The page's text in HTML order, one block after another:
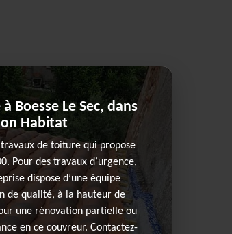
Boesse Le Sec, dans
Habitat
de toiture qui propose
Pour des travaux d’urgence,
dispose d’une équipe
de qualité, à la hauteur de
une rénovation partielle ou
en ce couvreur. Contactez-